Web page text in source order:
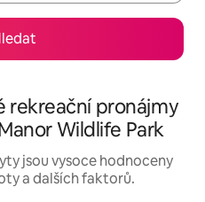
rekreační pronájmy
Wildlife Park
jsou vysoce hodnoceny
a dalších faktorů.